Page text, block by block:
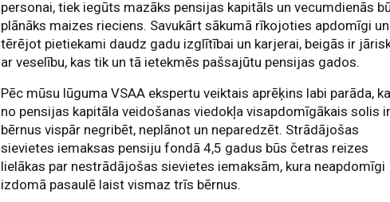
personai, tiek iegūts mazāks pensijas kapitāls un vecumdienās
plānāks maizes rieciens. Savukārt sākumā rīkojoties apdomīgi un
tērējot pietiekami daudz gadu izglītībai un karjerai, beigās ir
ar veselību, kas tik un tā ietekmēs pašsajūtu pensijas gados.
Pēc mūsu lūguma VSAA ekspertu veiktais aprēķins labi parāda, ka
no pensijas kapitāla veidošanas viedokļa visapdomīgākais solis ir
bērnus vispār negribēt, neplānot un neparedzēt. Strādājošas
sievietes iemaksas pensiju fondā 4,5 gadus būs četras reizes
lielākas par nestrādājošas sievietes iemaksām, kura neapdomīgi
izdomā pasaulē laist vismaz trīs bērnus.